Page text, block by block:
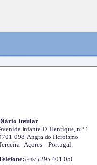
Insular
Infante D. Henrique, n.º 1
098 Angra do Heroísmo
- Açores – Portugal.
(+351) 295 401 050